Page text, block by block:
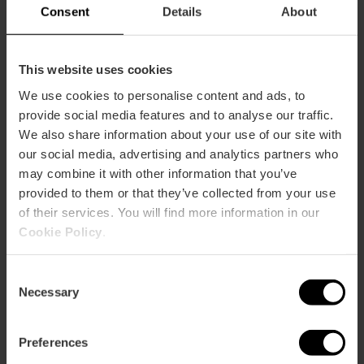
Consent Details About
This website uses cookies
We use cookies to personalise content and ads, to
provide social media features and to analyse our traffic.
We also share information about your use of our site with
our social media, advertising and analytics partners who
may combine it with other information that you’ve
provided to them or that they’ve collected from your use
of their services. You will find more information in our
Cookie Policy
Selection
Necessary
Preferencestransporte